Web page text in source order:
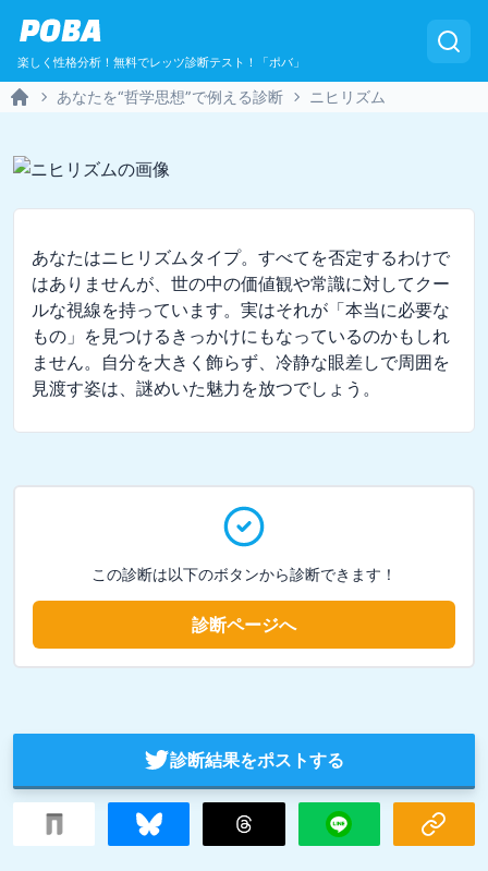
POBA
楽しく性格分析！無料でレッツ診断テスト！「ポバ」
あなたを“哲学思想”で例える診断 ニヒリズム
あなたはニヒリズムタイプ。すべてを否定するわけで
はありませんが、世の中の価値観や常識に対してクー
ルな視線を持っています。実はそれが「本当に必要な
もの」を見つけるきっかけにもなっているのかもしれ
ません。自分を大きく飾らず、冷静な眼差しで周囲を
見渡す姿は、謎めいた魅力を放つでしょう。
この診断は以下のボタンから診断できます！
診断ページへ
診断結果をポストする